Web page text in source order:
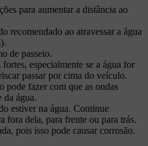
para aumentar a distância ao
recomendado ao atravessar a água
de passeio.
especialmente se a água for
passar por cima do veículo.
pode fazer com que as ondas
da água.
estiver na água. Continue
fora dela, para frente ou para trás.
pois isso pode causar corrosão.